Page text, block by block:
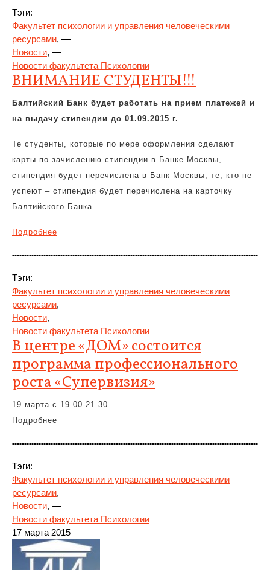
Тэги:
Факультет психологии и управления человеческими
ресурсами, —
Новости, —
Новости факультета Психологии
ВНИМАНИЕ СТУДЕНТЫ!!!
Балтийский Банк будет работать на прием платежей и
на выдачу стипендии до 01.09.2015 г.
Те студенты, которые по мере оформления сделают
карты по зачислению стипендии в Банке Москвы,
стипендия будет перечислена в Банк Москвы, те, кто не
успеют – стипендия будет перечислена на карточку
Балтийского Банка.
Подробнее
Тэги:
Факультет психологии и управления человеческими
ресурсами, —
Новости, —
Новости факультета Психологии
В центре «ДОМ» состоится
программа профессионального
роста «Супервизия»
19 марта с 19.00-21.30
Подробнее
Тэги:
Факультет психологии и управления человеческими
ресурсами, —
Новости, —
Новости факультета Психологии
17 марта 2015